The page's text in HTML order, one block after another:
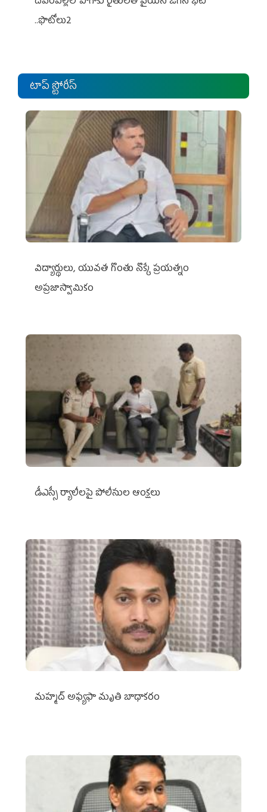
..ఫొటోలు2
టాప్ స్టోరీస్
విద్యార్థులు, యువత గొంతు నొక్కే ప్రయత్నం
అప్రజాస్వామికం
డీఎస్సీ ర్యాలీలపై పోలీసుల ఆంక్షలు
మహ్మద్‌ అఫ్యఫా మృతి బాధాకరం